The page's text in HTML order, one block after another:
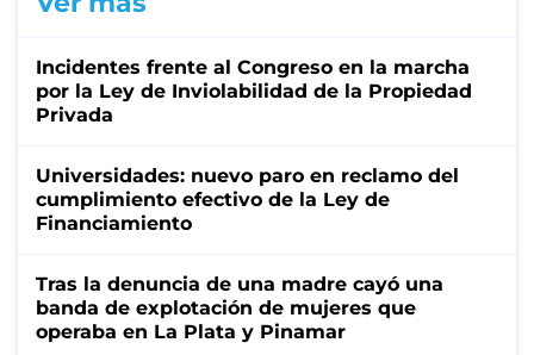
Incidentes frente al Congreso en la marcha
por la Ley de Inviolabilidad de la Propiedad
Privada
Universidades: nuevo paro en reclamo del
cumplimiento efectivo de la Ley de
Financiamiento
Tras la denuncia de una madre cayó una
banda de explotación de mujeres que
operaba en La Plata y Pinamar